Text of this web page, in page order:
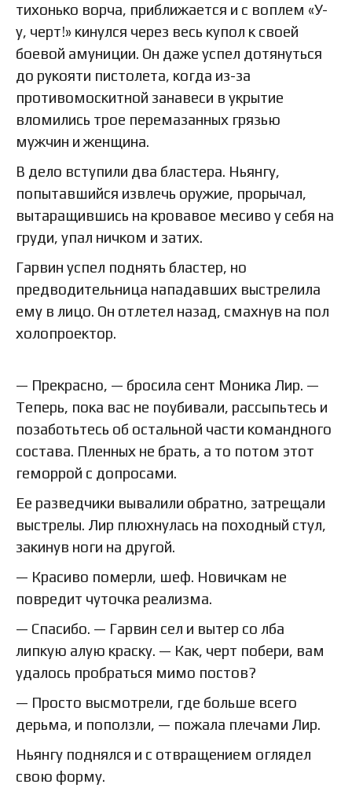
тихонько ворча, приближается и с воплем «У-
у, черт!» кинулся через весь купол к своей
боевой амуниции. Он даже успел дотянуться
до рукояти пистолета, когда из-за
противомоскитной занавеси в укрытие
вломились трое перемазанных грязью
мужчин и женщина.
В дело вступили два бластера. Ньянгу,
попытавшийся извлечь оружие, прорычал,
вытаращившись на кровавое месиво у себя на
груди, упал ничком и затих.
Гарвин успел поднять бластер, но
предводительница нападавших выстрелила
ему в лицо. Он отлетел назад, смахнув на пол
холопроектор.
— Прекрасно, — бросила сент Моника Лир. —
Теперь, пока вас не поубивали, рассыпьтесь и
позаботьтесь об остальной части командного
состава. Пленных не брать, а то потом этот
геморрой с допросами.
Ее разведчики вывалили обратно, затрещали
выстрелы. Лир плюхнулась на походный стул,
закинув ноги на другой.
— Красиво померли, шеф. Новичкам не
повредит чуточка реализма.
— Спасибо. — Гарвин сел и вытер со лба
липкую алую краску. — Как, черт побери, вам
удалось пробраться мимо постов?
— Просто высмотрели, где больше всего
дерьма, и поползли, — пожала плечами Лир.
Ньянгу поднялся и с отвращением оглядел
свою форму.